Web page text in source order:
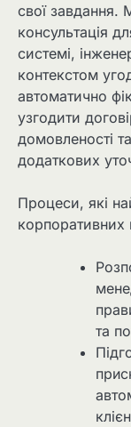
свої завдання.
консультація
системі,
контекстом
автоматично
узгодити
домовленості
додаткових
Процеси, які
та